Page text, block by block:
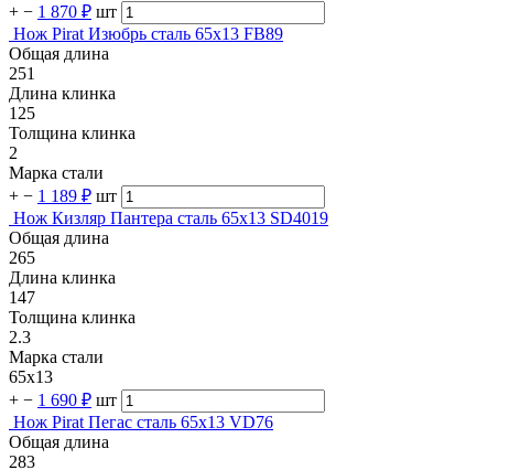
+ − 1 870 ₽ шт
Нож Pirat Изюбрь сталь 65х13 FB89
Общая длина
251
Длина клинка
125
Толщина клинка
2
Марка стали
+ − 1 189 ₽ шт
Нож Кизляр Пантера сталь 65х13 SD4019
Общая длина
265
Длина клинка
147
Толщина клинка
2.3
Марка стали
65х13
+ − 1 690 ₽ шт
Нож Pirat Пегас сталь 65х13 VD76
Общая длина
283